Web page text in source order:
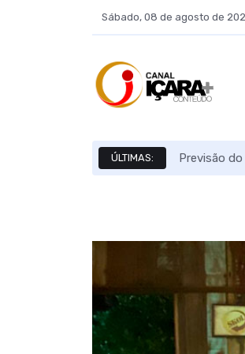
Sábado, 08 de agosto de
ÚLTIMAS: Previsão